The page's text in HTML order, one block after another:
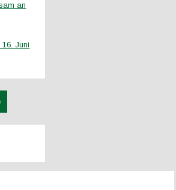
an
Juni